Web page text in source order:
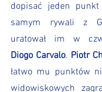
dopisać jeden
samym rywali z
Diogo Carvalo. Piotr
łatwo mu punktów